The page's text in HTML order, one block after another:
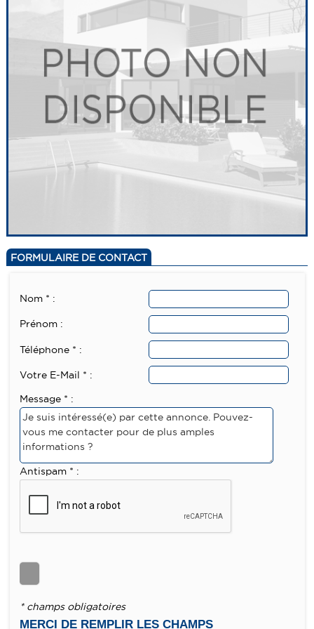
FORMULAIRE DE CONTACT
Nom * :
Prénom :
Téléphone * :
Votre E-Mail * :
Message * :
Antispam * :
* champs obligatoires
MERCI DE REMPLIR LES CHAMPS